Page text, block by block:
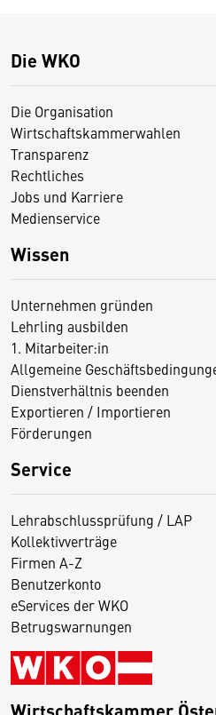
Die WKO
Die Organisation
Wirtschaftskammerwahlen
Transparenz
Rechtliches
Jobs und Karriere
Medienservice
Wissen
Unternehmen gründen
Lehrling ausbilden
1. Mitarbeiter:in
Allgemeine
Dienstverhältnis beenden
Exportieren / Importieren
Förderungen
Service
Lehrabschlussprüfung / LAP
Kollektivverträge
Firmen A-Z
Benutzerkonto
eServices der WKO
Betrugswarnungen